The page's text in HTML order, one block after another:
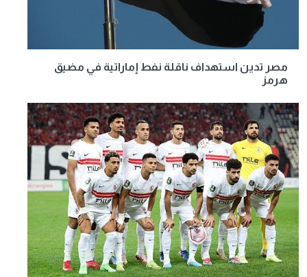
مصر تدين استهداف ناقلة نفط إماراتية في مضيق
هرمز